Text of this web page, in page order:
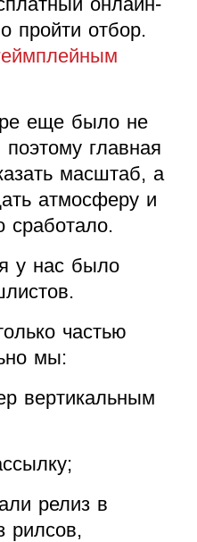
пройти отбор.
еще было не
поэтому главная
масштаб, а
атмосферу и
сработало.
у нас было
частью
мы:
вертикальным
релиз в
рилсов,